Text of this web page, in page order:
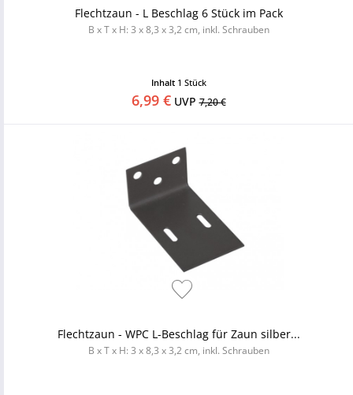
Flechtzaun - L Beschlag 6 Stück im Pack
B x T x H: 3 x 8,3 x 3,2 cm, inkl. Schrauben
Inhalt 1 Stück
6,99 €UVP7,20 €
Flechtzaun - WPC L-Beschlag für Zaun silber...
B x T x H: 3 x 8,3 x 3,2 cm, inkl. Schrauben